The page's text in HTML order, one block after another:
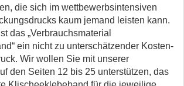
die sich im wettbewerbsin­tensiven
kaum jemand leisten kann.
das „Verbrauchs­material
ein nicht zu unterschätzender Kosten­
Wir wollen Sie mit unserer
den Seiten 12 bis 25 unterstützen, das